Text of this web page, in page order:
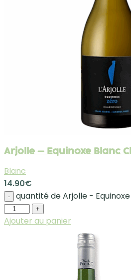
Arjolle – Equinoxe Blanc
Blanc
14.90€
- quantité de Arjolle -
+
Ajouter au panier